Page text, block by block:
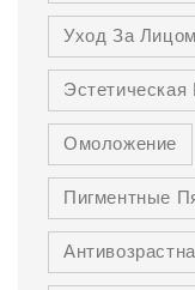
Уход За Лицом
Эстетическая
Омоложение
Пигментные